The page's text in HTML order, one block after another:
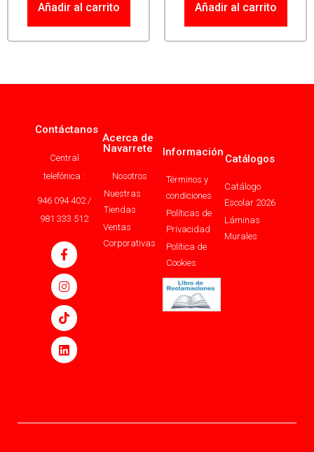
Añadir al carrito Añadir al carrito
Contáctanos
Central
telefónica :
946 094 402 /
981 333 512
Acerca de
Navarrete
Nosotros
Nuestras
Tiendas
Ventas
Corporativas
Información
Términos y
condiciones
Políticas de
Privacidad
Política de
Cookies
Catálogos
Catálogo
Escolar 2026
Láminas
Murales